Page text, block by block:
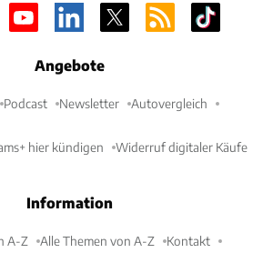
Angebote
Podcast Newsletter Autovergleich
hier kündigen Widerruf digitaler Käufe
Information
A-Z Alle Themen von A-Z Kontakt